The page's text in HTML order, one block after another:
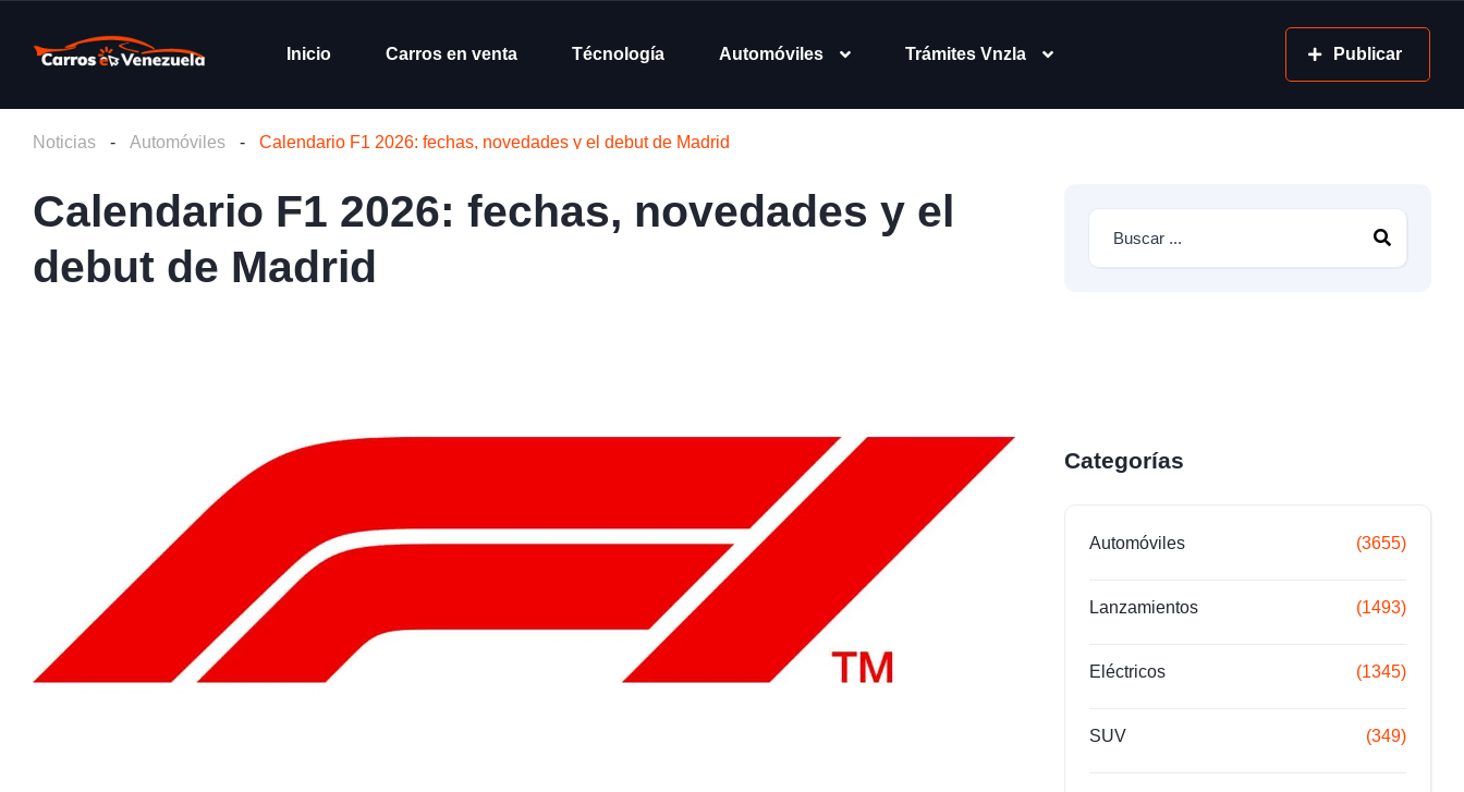
Inicio Carros en venta Técnología Automóviles Trámites Vnzla Publicar
Noticias - Automóviles - Calendario F1 2026: fechas, novedades y el debut de Madrid
Calendario F1 2026: fechas, novedades y el
debut de Madrid
Categorías
Automóviles (3655)
Lanzamientos (1493)
Eléctricos (1345)
SUV (349)